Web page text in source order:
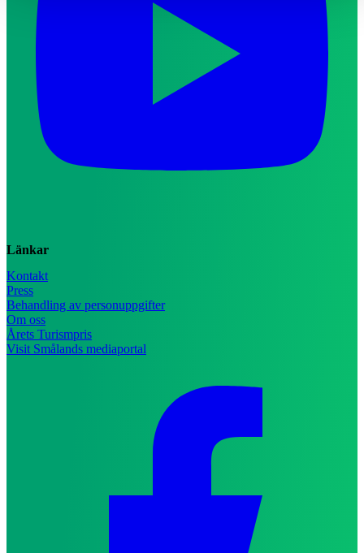
Länkar
Kontakt
Press
Behandling av personuppgifter
Om oss
Årets Turismpris
Visit Smålands mediaportal